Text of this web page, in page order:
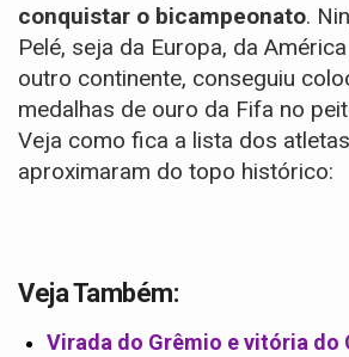
conquistar o bicampeonato.
Pelé, seja da Europa, da
outro continente, conseguiu
medalhas de ouro da Fifa no
Veja como fica a lista dos
aproximaram do topo histórico:
Veja Também:
Virada do Grêmio e vitória do